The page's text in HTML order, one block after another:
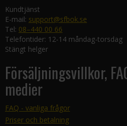
Kundtjänst
E-mail: support@sfbok.se
Tel: 08–440 00 66
Telefontider: 12-14 måndag-torsdag
Stängt helger
Försäljningsvillkor,
medier
FAQ - vanliga frågor
Priser och betalning